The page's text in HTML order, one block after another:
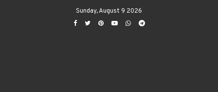
Sunday, August 9 2026